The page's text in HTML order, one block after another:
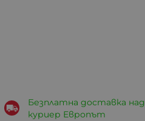
Безплатна доставка над
куриер Европът